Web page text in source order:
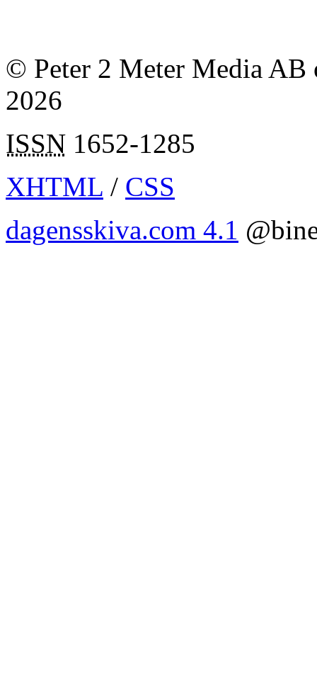
© Peter 2 Meter Media AB
2026
ISSN 1652-1285
XHTML / CSS
dagensskiva.com 4.1